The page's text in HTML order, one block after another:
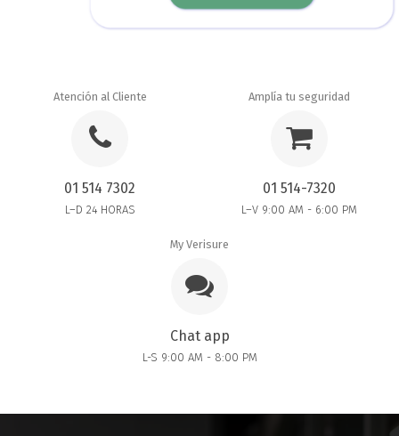
Atención al Cliente
01 514 7302
L–D 24 HORAS
Amplía tu seguridad
01 514-7320
L–V 9:00 AM - 6:00 PM
My Verisure
Chat app
L-S 9:00 AM - 8:00 PM